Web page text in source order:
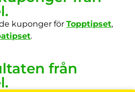
kuponger för Topptipset,
.
från